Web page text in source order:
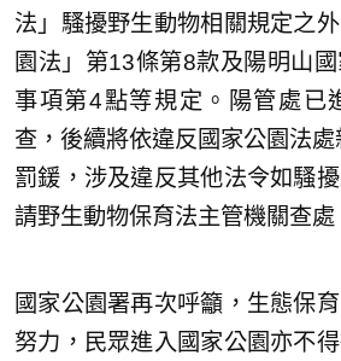
法」騷擾野生動物相關規定之
園法」第13條第8款及陽明山
事項第4點等規定。陽管處已
查，後續將依違反國家公園法
罰鍰，涉及違反其他法令如騷
請野生動物保育法主管機關查處
國家公園署再次呼籲，生態保
努力，民眾進入國家公園亦不